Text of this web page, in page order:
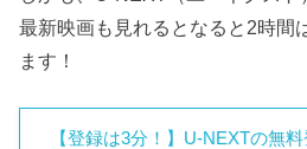
最新映画も見れるとなると2時間
ます！
【登録は3分！】U-NEXTの無